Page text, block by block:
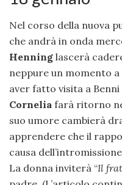
Nel corso della nuova
che andrà in onda
Henning lascerà
neppure un momento
aver fatto visita a Benni
Cornelia farà ritorno
suo umore cambierà
apprendere che il
causa
La donna inviterà “Il